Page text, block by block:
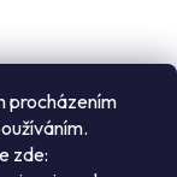
procházením
zde: